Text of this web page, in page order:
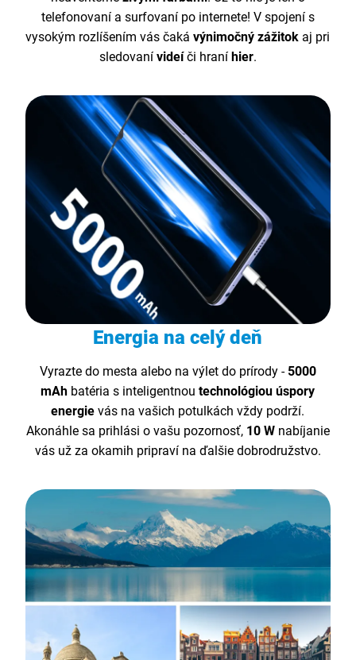
telefonovaní a surfovaní po internete! V spojení s
vysokým rozlíšením vás čakávýnimočný zážitok aj pri
sledovaní videíči hraní hier.
Energia na celý deň
Vyrazte do mesta alebo na výlet do prírody - 5000
mAh batéria s inteligentnoutechnológiou úspory
energie vás na vašich potulkách vždy podrží.
Akonáhle sa prihlási o vašu pozornosť, 10 Wnabíjanie
vás už za okamih pripraví na ďalšie dobrodružstvo.